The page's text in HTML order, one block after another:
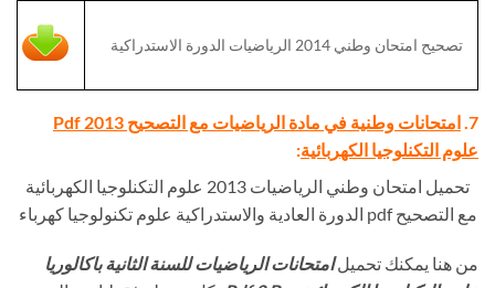
تصحيح امتحان وطني 2014 الرياضيات الدورة الاستدراكية
7.
امتحانات وطنية في مادة الرياضيات مع التصحيح Pdf 2013
علوم التكنلوجيا الكهربائية:
تحميل امتحان وطني الرياضيات 2013 علوم التكنلوجيا الكهربائية
مع التصحيح pdf الدورة العادية والاستدراكية علوم تكنولوجيا كهرباء
من هنا يمكنك تحميلامتحانات الرياضيات للسنة الثانية باكالوريا